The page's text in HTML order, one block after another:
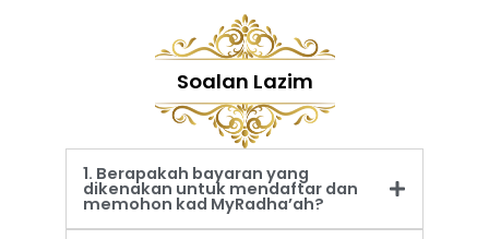
Soalan Lazim
1. Berapakah bayaran yang
dikenakan untuk mendaftar dan
memohon kad MyRadha’ah?